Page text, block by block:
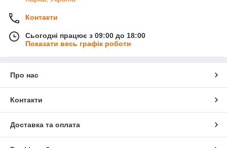
Контакти
Сьогодні працює з 09:00 до 18:00
Показати весь графік роботи
Про нас
Контакти
Доставка та оплата